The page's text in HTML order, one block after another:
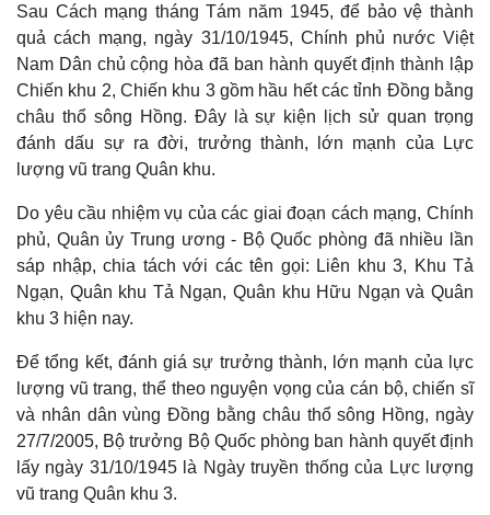
Quan sát
Cuộc sống đó đây
Hồ sơ
Multimedia
Video
Ảnh
Sau Cách mạng tháng Tám năm 1945, để bảo vệ thành
quả cách mạng, ngày 31/10/1945, Chính phủ nước Việt
Nam Dân chủ cộng hòa đã ban hành quyết định thành lập
Chiến khu 2, Chiến khu 3 gồm hầu hết các tỉnh Đồng bằng
châu thổ sông Hồng. Đây là sự kiện lịch sử quan trọng
đánh dấu sự ra đời, trưởng thành, lớn mạnh của Lực
lượng vũ trang Quân khu.
Do yêu cầu nhiệm vụ của các giai đoạn cách mạng, Chính
phủ, Quân ủy Trung ương - Bộ Quốc phòng đã nhiều lần
sáp nhập, chia tách với các tên gọi: Liên khu 3, Khu Tả
Ngạn, Quân khu Tả Ngạn, Quân khu Hữu Ngạn và Quân
khu 3 hiện nay.
Để tổng kết, đánh giá sự trưởng thành, lớn mạnh của lực
lượng vũ trang, thể theo nguyện vọng của cán bộ, chiến sĩ
và nhân dân vùng Đồng bằng châu thổ sông Hồng, ngày
27/7/2005, Bộ trưởng Bộ Quốc phòng ban hành quyết định
lấy ngày 31/10/1945 là Ngày truyền thống của Lực lượng
vũ trang Quân khu 3.